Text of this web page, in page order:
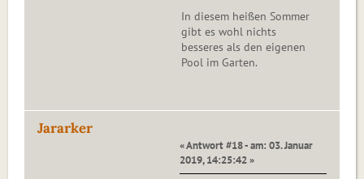
In diesem heißen Sommer
gibt es wohl nichts
besseres als den eigenen
Pool im Garten.
Jararker
« Antwort #18 - am: 03. Januar
2019, 14:25:42 »